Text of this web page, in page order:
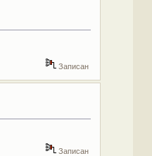
Записан
Записан